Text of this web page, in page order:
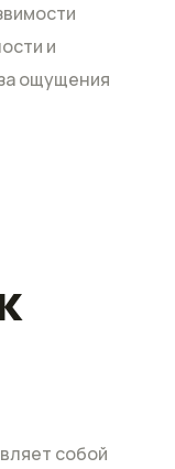
и
ощущения
собой